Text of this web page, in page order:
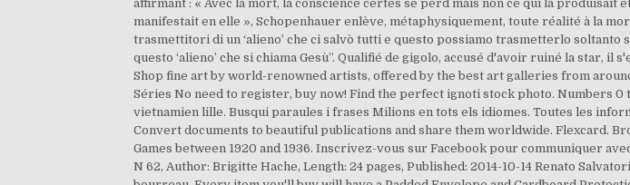
affirmant : « Avec la mort, la conscience certes se perd mais non ce qui la
manifestait en elle », Schopenhauer enlève, métaphysiquement, toute réalité à la
trasmettitori di un ‘alieno’ che ci salvò tutti e questo possiamo trasmetterlo
questo ‘alieno’ che si chiama Gesù”. Qualifié de gigolo, accusé d'avoir ruiné la star, il
Shop fine art by world-renowned artists, offered by the best art galleries from
Séries No need to register, buy now! Find the perfect ignoti stock photo. Numbers 0
vietnamien lille. Busqui paraules i frases Milions en tots els idiomes. Toutes les
Convert documents to beautiful publications and share them worldwide. Flexcard.
Games between 1920 and 1936. Inscrivez-vous sur Facebook pour communiquer
N 62, Author: Brigitte Hache, Length: 24 pages, Published: 2014-10-14 Renato